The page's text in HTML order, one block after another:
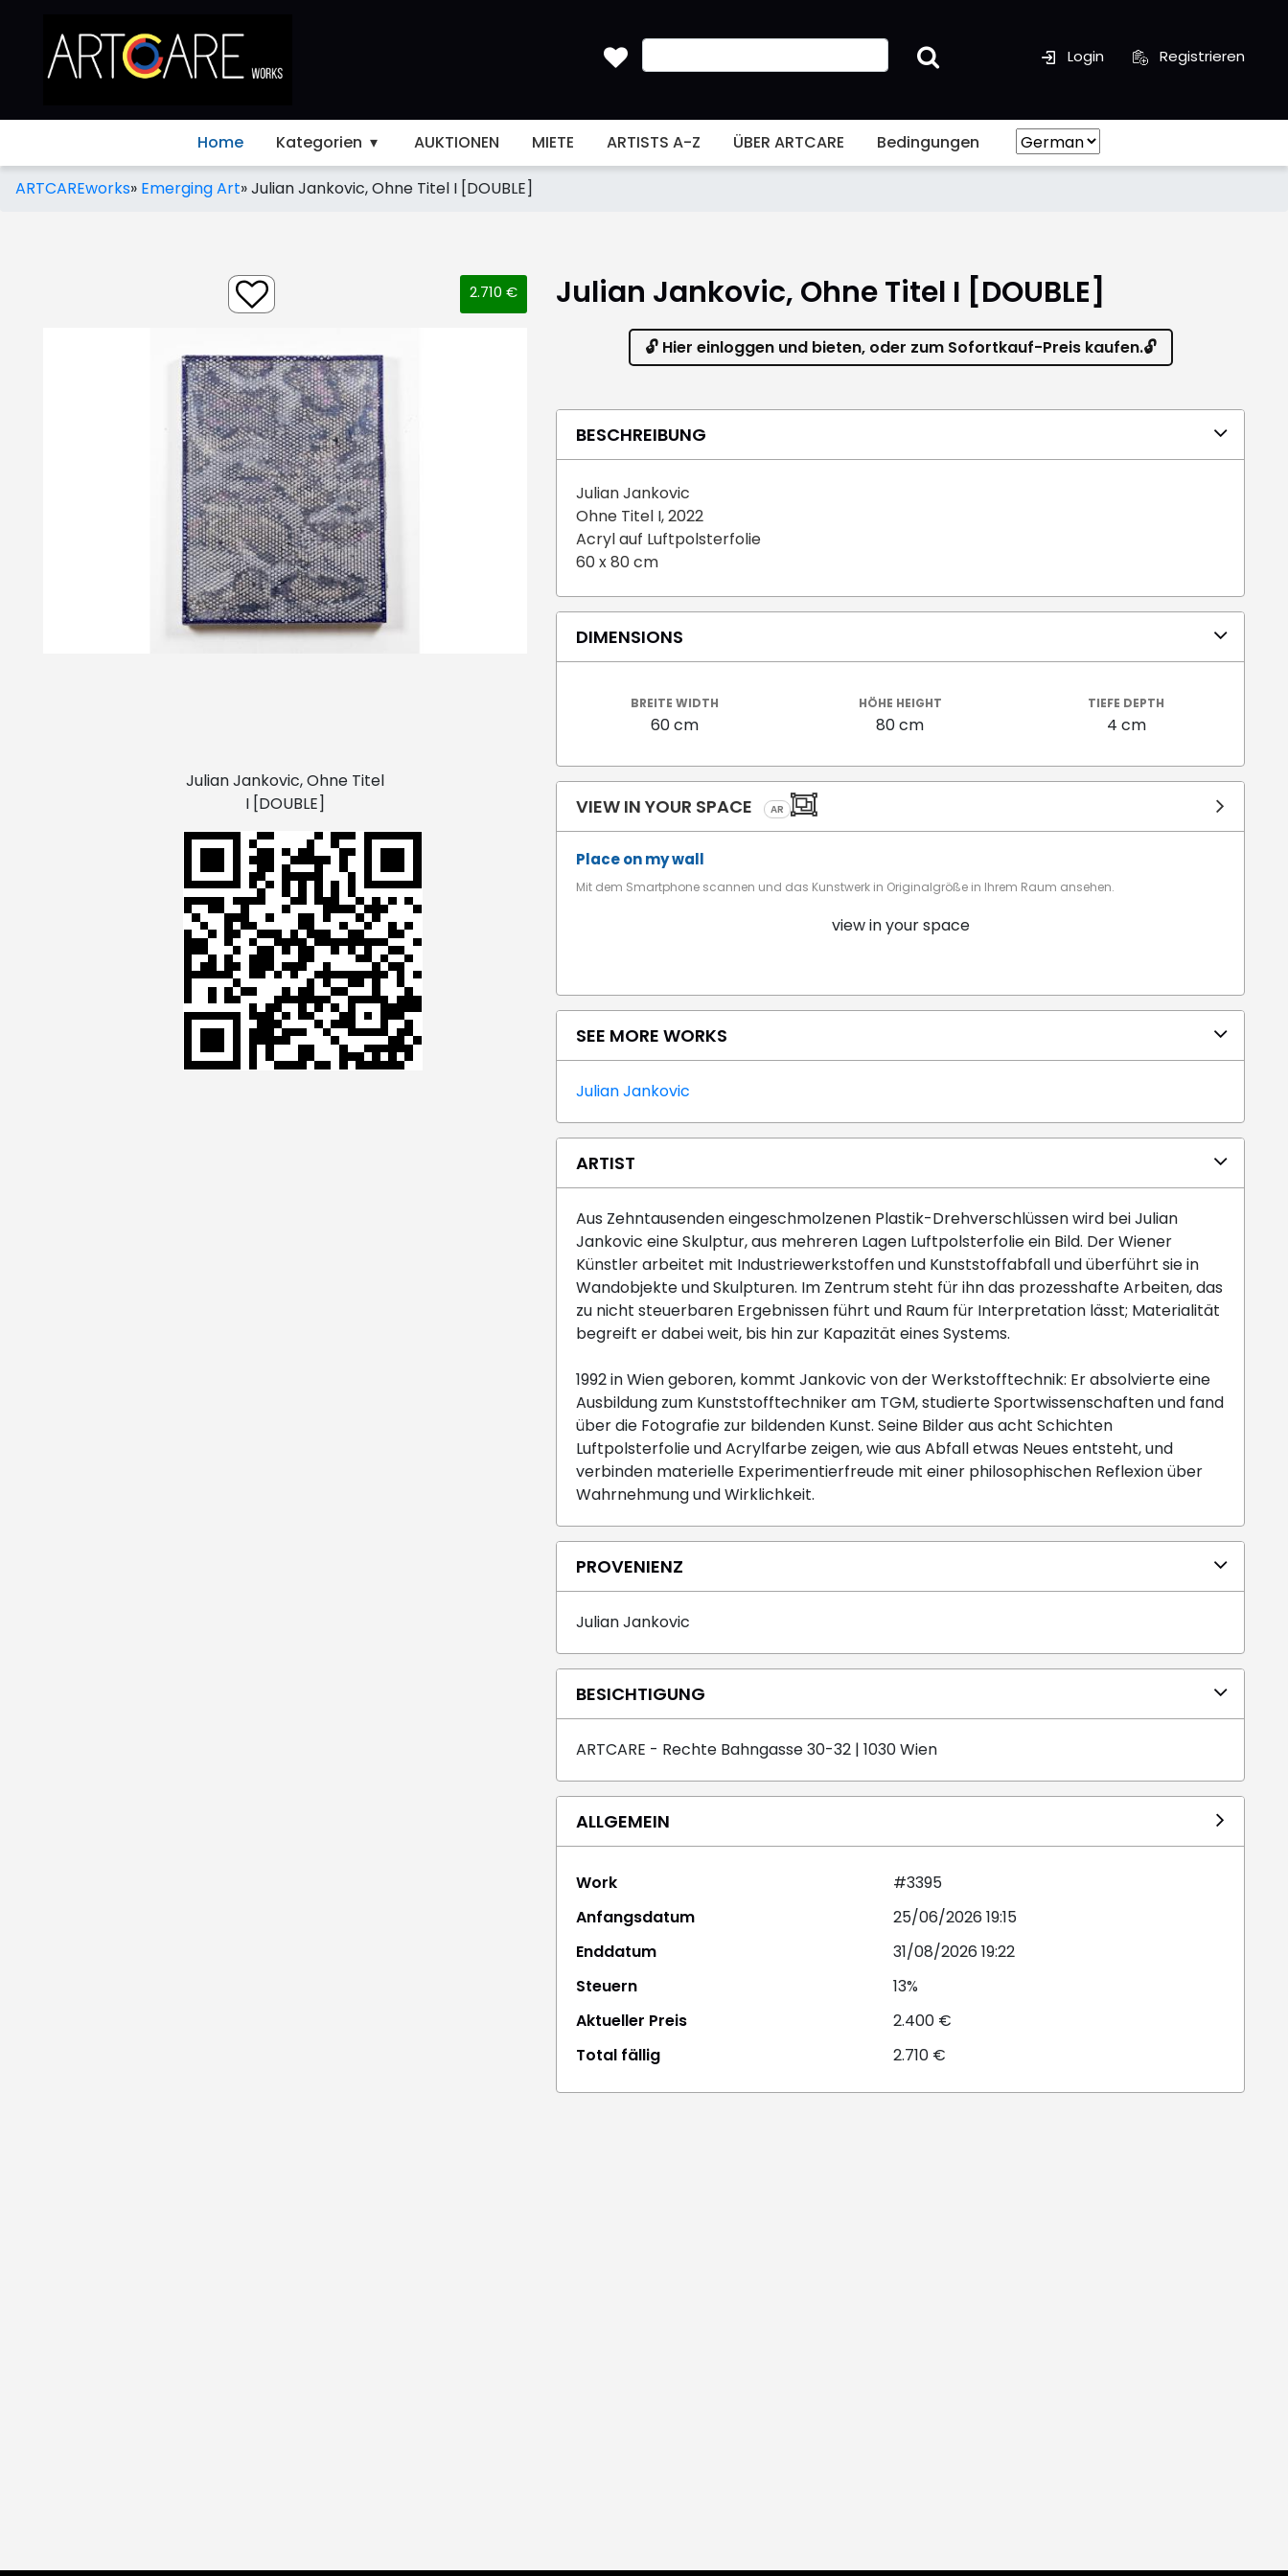
Registrieren
Login
Home Kategorien AUKTIONEN MIETE ARTISTS A-Z ÜBER ARTCARE Bedingungen
ARTCAREworks» Emerging Art»Julian Jankovic, Ohne Titel I [DOUBLE]
2.710 €
Julian Jankovic, Ohne Titel
I [DOUBLE]
Julian Jankovic, Ohne Titel I [DOUBLE]
🔓 Hier einloggen und bieten, oder zum Sofortkauf-Preis kaufen.🔓
BESCHREIBUNG
Julian Jankovic
Ohne Titel I, 2022
Acryl auf Luftpolsterfolie
60 x 80 cm
DIMENSIONS
BREITE WIDTH
60 cm
HÖHE HEIGHT
80 cm
TIEFE DEPTH
4 cm
VIEW IN YOUR SPACE AR
Place on my wall
Mit dem Smartphone scannen und das Kunstwerk in Originalgröße in Ihrem Raum ansehen.
view in your space
SEE MORE WORKS
Julian Jankovic
ARTIST
Aus Zehntausenden eingeschmolzenen Plastik-Drehverschlüssen wird bei Julian
Jankovic eine Skulptur, aus mehreren Lagen Luftpolsterfolie ein Bild. Der Wiener
Künstler arbeitet mit Industriewerkstoffen und Kunststoffabfall und überführt sie in
Wandobjekte und Skulpturen. Im Zentrum steht für ihn das prozesshafte Arbeiten, das
zu nicht steuerbaren Ergebnissen führt und Raum für Interpretation lässt; Materialität
begreift er dabei weit, bis hin zur Kapazität eines Systems.
1992 in Wien geboren, kommt Jankovic von der Werkstofftechnik: Er absolvierte eine
Ausbildung zum Kunststofftechniker am TGM, studierte Sportwissenschaften und fand
über die Fotografie zur bildenden Kunst. Seine Bilder aus acht Schichten
Luftpolsterfolie und Acrylfarbe zeigen, wie aus Abfall etwas Neues entsteht, und
verbinden materielle Experimentierfreude mit einer philosophischen Reflexion über
Wahrnehmung und Wirklichkeit.
PROVENIENZ
Julian Jankovic
BESICHTIGUNG
ARTCARE - Rechte Bahngasse 30-32 | 1030 Wien
ALLGEMEIN
Work
#3395
Anfangsdatum
25/06/2026 19:15
Enddatum
31/08/2026 19:22
Steuern
13%
Aktueller Preis
2.400 €
Total fällig
2.710 €